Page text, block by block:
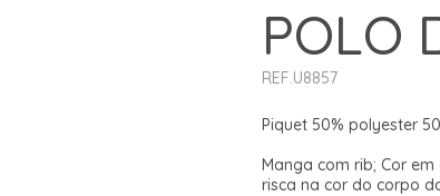
POLO
REF.U8857
Piquet 50% polyester
Manga com rib; Cor
risca na cor do corpo